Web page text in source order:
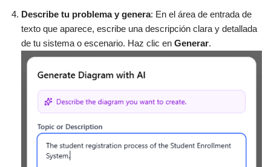
Describe tu problema y genera: En el área de entrada de
texto que aparece, escribe una descripción clara y detallada
de tu sistema o escenario. Haz clic en Generar.